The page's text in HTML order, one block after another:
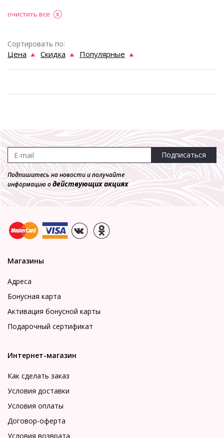
очистить все
Сортировать по:
Цена Скидка Популярные
Подписаться
Подпишитесь на новости и получайте
информацию одействующих акциях
Магазины
Адреса
Бонусная карта
Активация бонусной карты
Подарочный сертификат
Интернет-магазин
Как сделать заказ
Условия доставки
Условия оплаты
Договор-оферта
Условия возврата